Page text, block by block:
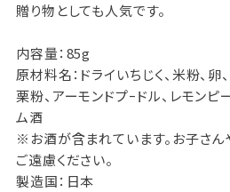
贈り物としても人気です。
内容量：85g
原材料名：ドライいちじく、米粉、卵
栗粉、アーモンドプｰドル、レモンピ
ム酒
※お酒が含まれています。お子さ
ご遠慮ください。
製造国：日本